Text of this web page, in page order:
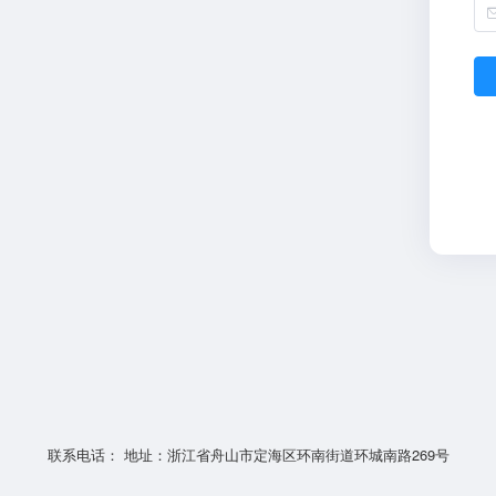
联系电话： 地址：浙江省舟山市定海区环南街道环城南路269号